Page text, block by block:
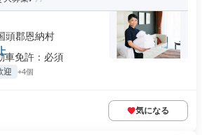
頭郡恩納村
車免許：必須
迎 +4個
気になる